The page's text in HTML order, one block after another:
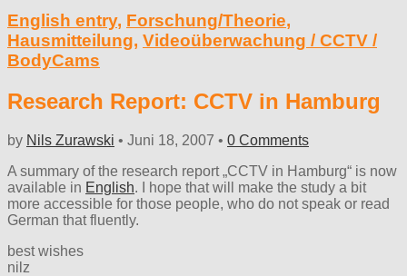
English entry, Forschung/Theorie,
Hausmitteilung, Videoüberwachung / CCTV /
BodyCams
Research Report: CCTV in Hamburg
by Nils Zurawski • Juni 18, 2007 • 0 Comments
A summary of the research report „CCTV in Hamburg“ is now
available in English. I hope that will make the study a bit
more accessible for those people, who do not speak or read
German that fluently.
best wishes
nilz